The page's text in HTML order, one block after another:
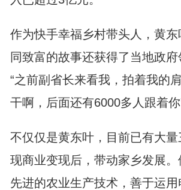
作为快手幸福乡村带头人，黄
同致富的故事还获得了当地政府
“之前副省长来看我，拍着我的
干啊，后面还有6000多人跟着你
不仅仅是黄东叶，目前已有大
现商业变现后，带动家乡发展
先进的农业生产技术，善于运